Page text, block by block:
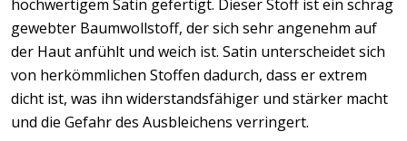
hochwertigem Satin gefertigt. Dieser Stoff ist ein schräg
gewebter Baumwollstoff, der sich sehr angenehm auf
der Haut anfühlt und weich ist. Satin unterscheidet sich
von herkömmlichen Stoffen dadurch, dass er extrem
dicht ist, was ihn widerstandsfähiger und stärker macht
und die Gefahr des Ausbleichens verringert.